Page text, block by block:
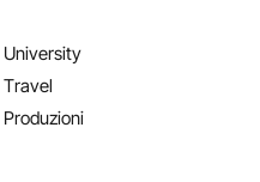
University
Travel
Produzioni